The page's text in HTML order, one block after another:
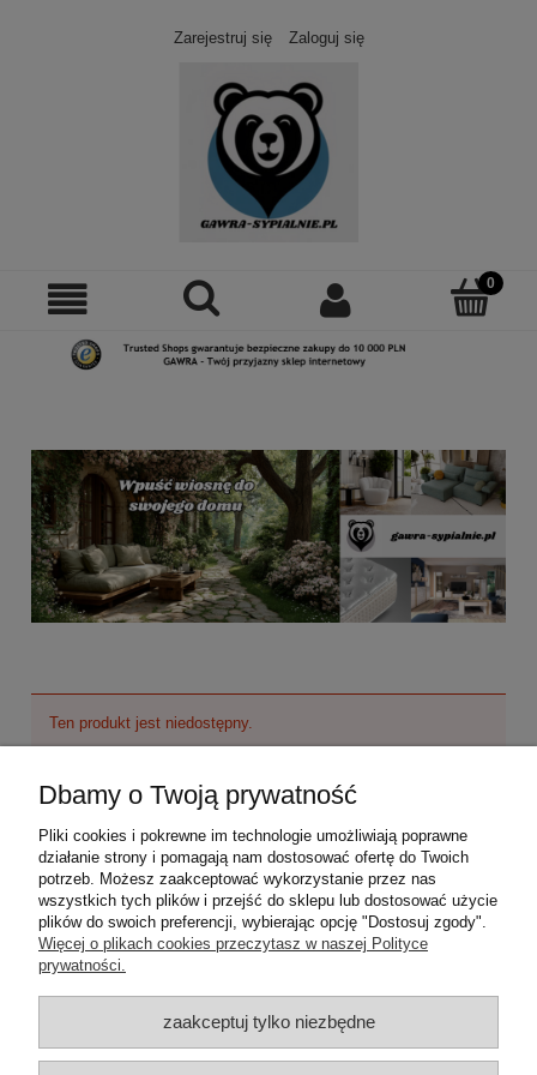
Zarejestruj się Zaloguj się
Ten produkt jest niedostępny.
O nas
Moje konto
Płatności i dostawa
Pomoc
Dbamy o Twoją prywatność
Pliki cookies i pokrewne im technologie umożliwiają poprawne
działanie strony i pomagają nam dostosować ofertę do Twoich
potrzeb. Możesz zaakceptować wykorzystanie przez nas
wszystkich tych plików i przejść do sklepu lub dostosować użycie
plików do swoich preferencji, wybierając opcję "Dostosuj zgody".
Więcej o plikach cookies przeczytasz w naszej Polityce
prywatności.
zaakceptuj tylko niezbędne